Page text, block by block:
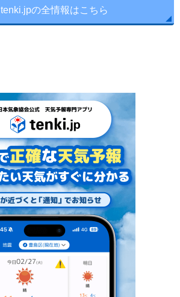
tenki.jpの全情報はこちら